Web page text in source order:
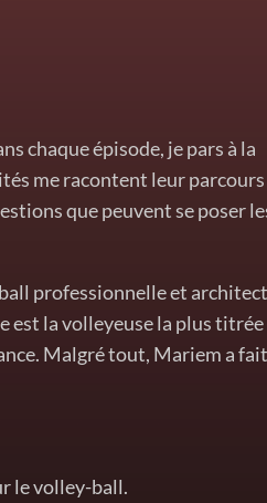
chaque épisode, je pars à la
me racontent leur
que peuvent se poser
professionnelle et
est la volleyeuse la plus titrée
Malgré tout, Mariem a
le volley-ball.